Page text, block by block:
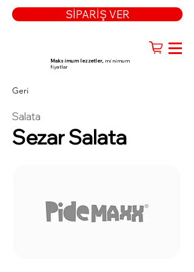
SİPARİŞ VER
Maksimum lezzetler, minimum
fiyatlar
Geri
Salata
Sezar Salata